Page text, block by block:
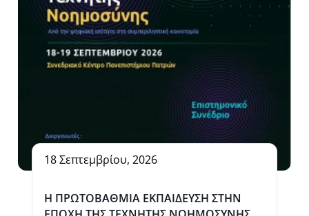
18 Σεπτεμβρίου, 2026
H ΠΡΩΤΟΒΑΘΜΙΑ ΕΚΠΑΙΔΕΥΣΗ ΣΤΗΝ